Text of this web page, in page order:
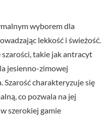
wyborem dla
lekkość i świeżość.
takie jak antracyt
jesienno-zimowej
Szarość charakteryzuje się
co pozwala na jej
szerokiej gamie